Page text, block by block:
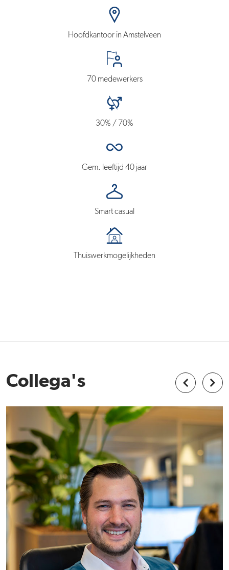
Hoofdkantoor in Amstelveen
70 medewerkers
30% / 70%
Gem. leeftijd 40 jaar
Smart casual
Thuiswerkmogelijkheden
Collega's